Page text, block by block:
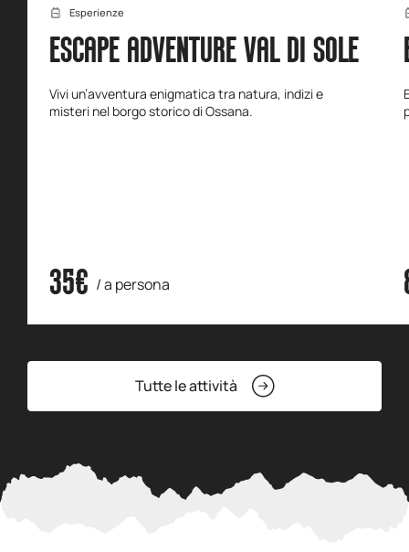
Esperienze
ESCAPE ADVENTURE VAL DI SOLE
Vivi un’avventura enigmatica tra natura, indizi e
misteri nel borgo storico di Ossana.
35€ / a persona
Tutte le attività